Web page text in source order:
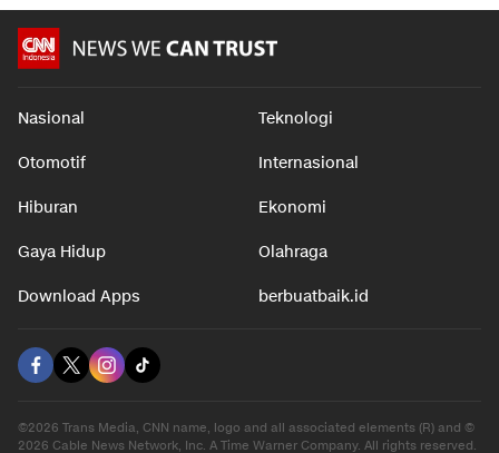
Nasional Teknologi
Otomotif Internasional
Hiburan Ekonomi
Gaya Hidup Olahraga
Download Apps berbuatbaik.id
©2026 Trans Media, CNN name, logo and all associated elements (R) and ©
2026 Cable News Network, Inc. A Time Warner Company. All rights reserved.